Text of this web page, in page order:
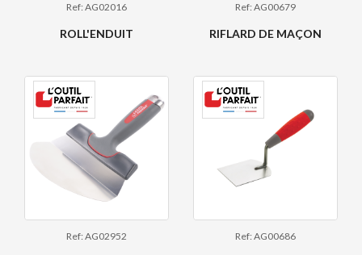
Ref: AG02016
ROLL'ENDUIT
Ref: AG00679
RIFLARD DE MAÇON
Ref: AG02952 Ref: AG00686